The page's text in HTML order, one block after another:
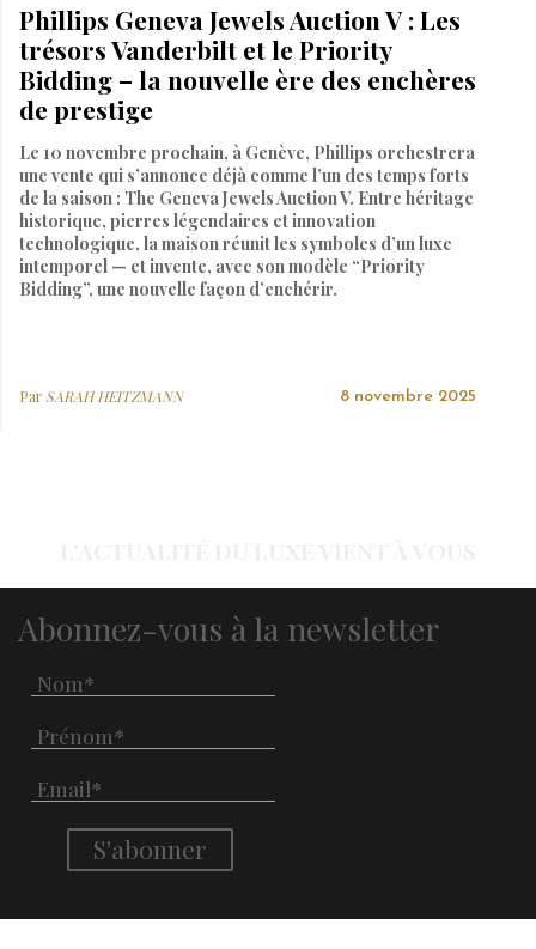
Phillips Geneva Jewels Auction V : Les
trésors Vanderbilt et le Priority
Bidding – la nouvelle ère des enchères
de prestige
Le 10 novembre prochain, à Genève, Phillips orchestrera
une vente qui s’annonce déjà comme l’un des temps forts
de la saison : The Geneva Jewels Auction V. Entre héritage
historique, pierres légendaires et innovation
technologique, la maison réunit les symboles d’un luxe
intemporel — et invente, avec son modèle “Priority
Bidding”, une nouvelle façon d’enchérir.
Par SARAH HEITZMANN 8 novembre 2025
Abonnez-vous à la newsletter